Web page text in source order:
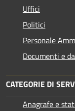
Uffici
Politici
Personale
Documenti e
CATEGORIE DI
Anagrafe e